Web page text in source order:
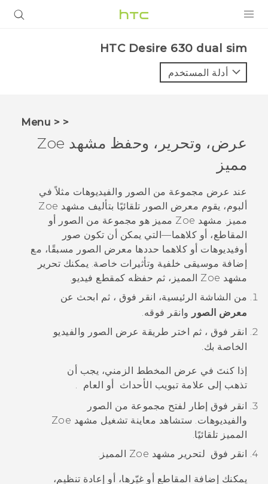
VIVE
VIVERSE
البرامج + التطبيقات
الدعم
أجهزة HTC والملحقات
HTC Desire 630 dual sim‎
أدلة المستخدم
< < Menu
عرض، وتحرير، وحفظ مشهد Zoe
مميز
عند عرض مجموعة من الصور والفيديوهات مثلاً في
ألبوم، يقوم معرض الصور تلقائيًا بتأليف مشهد Zoe
مميز. مشهد Zoe مميز هو مجموعة من الصور أو
المقاطع، أو كلاهما—التي يمكن أن تكون صور
أوفيديوهات أو كلاهما حددها معرض الصور مسبقًا، مع
إضافة موسيقى خلفية وتأثيرات خاصة. يمكنك تحرير
مشهد Zoe المميز، ثم حفظه كمقطع فيديو.
من الشاشة
الرئيسية، انقر فوق ، ثم ابحث عن
معرض الصور وانقر فوقه.
انقر فوق ، ثم اختر طريقة عرض الصور والفيديو
الخاصة بك.
إذا كنتَ في عرض المخطط الزمني، يجب أن
تذهب إلى علامة تبويب الأحداث أو العام
.
انقر فوق إطار لفتح مجموعة من الصور
والفيديوهات. ستشاهد معاينة تشغيل مشهد Zoe
المميز تلقائيًا.
انقر فوق لتحرير مشهد Zoe المميز.
يمكنك إضافة المقاطع أو غيّرها، أو إعادة تنظيم،